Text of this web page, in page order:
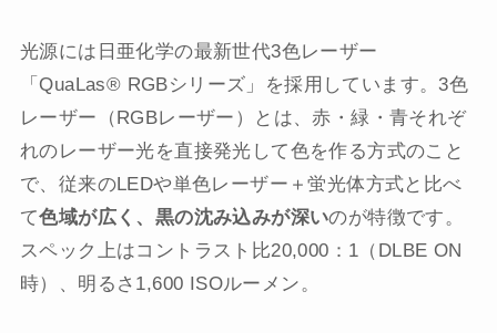
光源には日亜化学の最新世代3色レーザー
「QuaLas® RGBシリーズ」を採用しています。3色
レーザー（RGBレーザー）とは、赤・緑・青それぞ
れのレーザー光を直接発光して色を作る方式のこと
で、従来のLEDや単色レーザー＋蛍光体方式と比べ
て色域が広く、黒の沈み込みが深いのが特徴です。
スペック上はコントラスト比20,000：1（DLBE ON
時）、明るさ1,600 ISOルーメン。